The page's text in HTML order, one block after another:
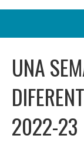
UNA
2022-23